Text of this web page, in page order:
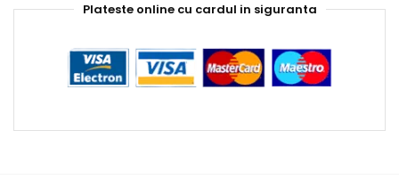
Plateste online cu cardul in siguranta